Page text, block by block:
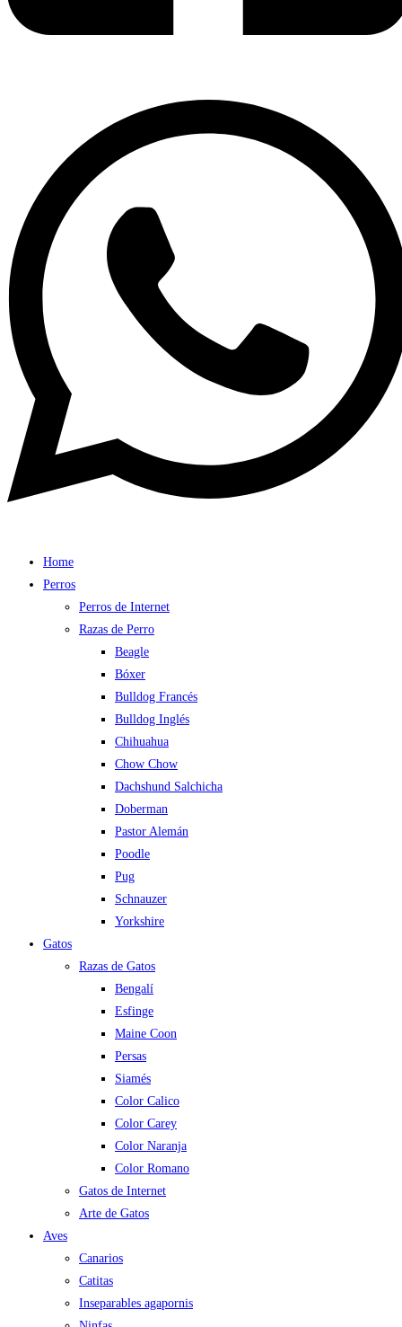
Home
Perros
Perros de Internet
Razas de Perro
Beagle
Bóxer
Bulldog Francés
Bulldog Inglés
Chihuahua
Chow Chow
Dachshund Salchicha
Doberman
Pastor Alemán
Poodle
Pug
Schnauzer
Yorkshire
Gatos
Razas de Gatos
Bengalí
Esfinge
Maine Coon
Persas
Siamés
Color Calico
Color Carey
Color Naranja
Color Romano
Gatos de Internet
Arte de Gatos
Aves
Canarios
Catitas
Inseparables agapornis